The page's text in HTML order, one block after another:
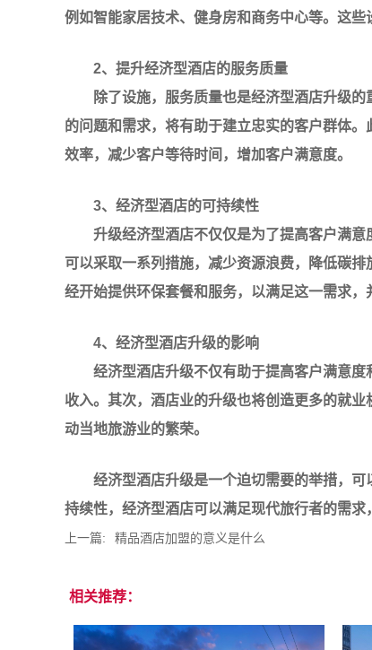
例如智能家居技术、健身房和商务中心等。这些
2、提升经济型酒店的服务质量
除了设施，服务质量也是经济型酒店升级
的问题和需求，将有助于建立忠实的客户群体
效率，减少客户等待时间，增加客户满意度。
3、经济型酒店的可持续性
升级经济型酒店不仅仅是为了提高客户满
可以采取一系列措施，减少资源浪费，降低碳
经开始提供环保套餐和服务，以满足这一需求，
4、经济型酒店升级的影响
经济型酒店升级不仅有助于提高客户满意
收入。其次，酒店业的升级也将创造更多的就
动当地旅游业的繁荣。
经济型酒店升级是一个迫切需要的举措，
持续性，经济型酒店可以满足现代旅行者的需
上一篇: 精品酒店加盟的意义是什么
相关推荐：